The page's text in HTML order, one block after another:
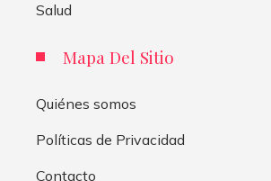
Salud
Mapa Del Sitio
Quiénes somos
Políticas de Privacidad
Contacto